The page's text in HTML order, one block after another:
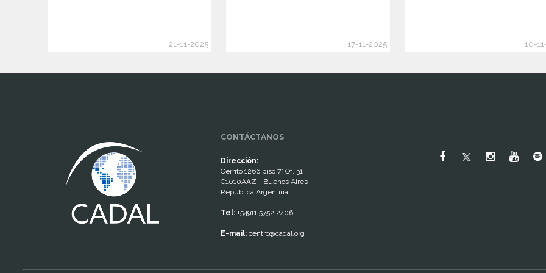
21-11-2025 17-11-2025 10-
CONTÁCTANOS
Dirección:
Cerrito 1266 piso 7° Of. 31
C1010AAZ - Buenos Aires
República Argentina
Tel: +54911 5752 2406
E-mail: centro@cadal.org